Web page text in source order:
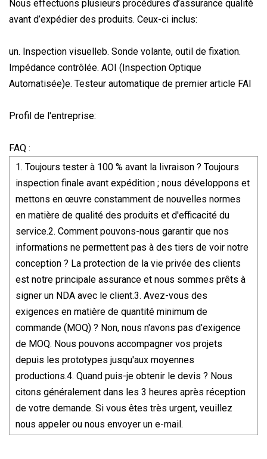
Nous effectuons plusieurs procédures d’assurance qualité
avant d’expédier des produits. Ceux-ci inclus:
un. Inspection visuelleb. Sonde volante, outil de fixation.
Impédance contrôlée. AOI (Inspection Optique
Automatisée)e. Testeur automatique de premier article FAI
Profil de l'entreprise:
FAQ :
1. Toujours tester à 100 % avant la livraison ? Toujours
inspection finale avant expédition ; nous développons et
mettons en œuvre constamment de nouvelles normes
en matière de qualité des produits et d'efficacité du
service.2. Comment pouvons-nous garantir que nos
informations ne permettent pas à des tiers de voir notre
conception ? La protection de la vie privée des clients
est notre principale assurance et nous sommes prêts à
signer un NDA avec le client.3. Avez-vous des
exigences en matière de quantité minimum de
commande (MOQ) ? Non, nous n'avons pas d'exigence
de MOQ. Nous pouvons accompagner vos projets
depuis les prototypes jusqu'aux moyennes
productions.4. Quand puis-je obtenir le devis ? Nous
citons généralement dans les 3 heures après réception
de votre demande. Si vous êtes très urgent, veuillez
nous appeler ou nous envoyer un e-mail.